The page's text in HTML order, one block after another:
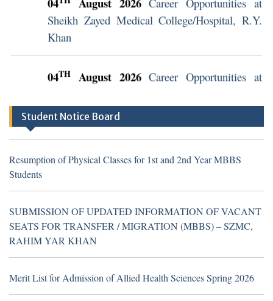
04
Sheikh Zayed Medical College/Hospital, R.Y.
Khan (Walk in Interview Notice)
Resumption of Physical Classes for 1st and 2nd Year MBBS
TH
Zayed Medical College/Hospital, R.Y. Khan
(Walk in Interview Notice)
Student Notice Board
Resumption of Physical Classes for 1st and 2nd Year MBBS
Students
SUBMISSION OF UPDATED INFORMATION OF VACANT
SEATS FOR TRANSFER / MIGRATION (MBBS) – SZMC,
RAHIM YAR KHAN
Merit List for Admission of Allied Health Sciences Spring 2026